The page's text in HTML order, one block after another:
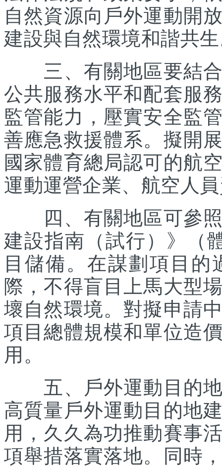
自然資源向戶外運動開
建設與自然環境和諧共
三、有關地區要結合
公共服務水平和配套服
監管能力，壓實安全監
善應急救援體系。擬開
國家體育總局認可的航
運動運營企業、航空人
四、有關地區可參照
建設指南（試行）》（
目儲備。在謀劃項目
際，不得盲目上馬大型
壞自然環境。對擬申請
項目總體規模和單位造
用。
五、戶外運動目的地
高質量戶外運動目的地
用，久久為功推動賽事
項舉措落實落地。同時